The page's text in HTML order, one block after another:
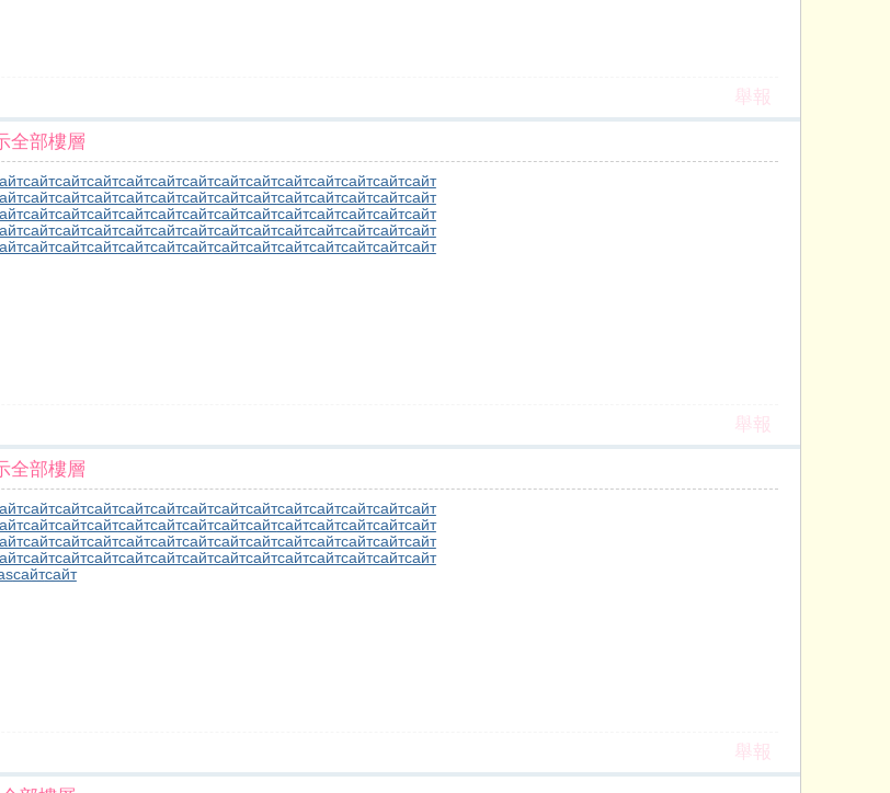
舉報
全部樓層
сайтсайтсайтсайтсайтсайтсайтсайтсайтсайтсайтсайтсайт
сайтсайтсайтсайтсайтсайтсайтсайтсайтсайтсайтсайтсайт
сайтсайтсайтсайтсайтсайтсайтсайтсайтсайтсайтсайтсайт
сайтсайтсайтсайтсайтсайтсайтсайтсайтсайтсайтсайтсайт
сайтсайтсайтсайтсайтсайтсайтсайтсайтсайтсайтсайтсайт
舉報
全部樓層
сайтсайтсайтсайтсайтсайтсайтсайтсайтсайтсайтсайтсайт
сайтсайтсайтсайтсайтсайтсайтсайтсайтсайтсайтсайтсайт
сайтсайтсайтсайтсайтсайтсайтсайтсайтсайтсайтсайтсайт
сайтсайтсайтсайтсайтсайтсайтсайтсайтсайтсайтсайтсайт
сайтсайт
舉報